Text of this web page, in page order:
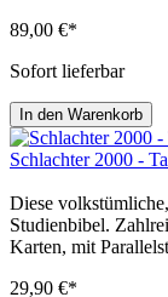
89,00 €*
Sofort lieferbar
In den Warenkorb
Schlachter 2000 -
Diese
Studienbibel.
Karten, mit
29,90 €*